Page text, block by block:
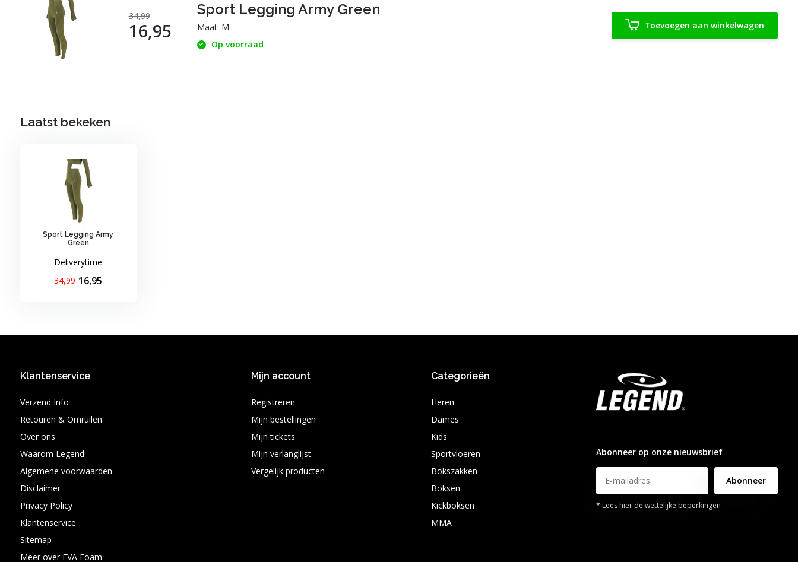
34,99
16,95
Sport Legging Army Green
Maat: M
Op voorraad
Toevoegen aan winkelwagen
Laatst bekeken
Sport Legging Army
Green
Deliverytime
34,99 16,95
Klantenservice
Verzend Info
Retouren & Omruilen
Over ons
Waarom Legend
Algemene voorwaarden
Disclaimer
Privacy Policy
Klantenservice
Sitemap
Meer over EVA Foam
Mijn account
Registreren
Mijn bestellingen
Mijn tickets
Mijn verlanglijst
Vergelijk producten
Categorieën
Heren
Dames
Kids
Sportvloeren
Bokszakken
Boksen
Kickboksen
MMA
Abonneer op onze nieuwsbrief
Abonneer
* Lees hier de wettelijke beperkingen